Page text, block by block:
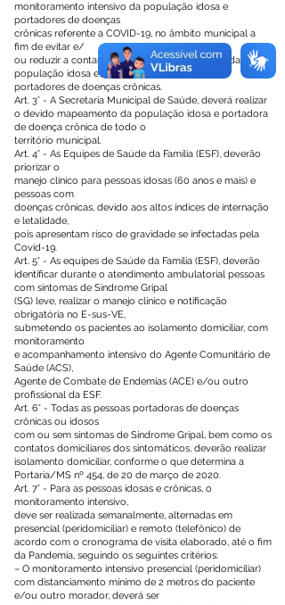
monitoramento intensivo da população idosa e
portadores de doenças
crônicas referente a COVID-19, no âmbito municipal a
fim de evitar e/
ou reduzir a contaminação, internação e óbitos da
população idosa e
portadores de doenças crônicas.
Art. 3° - A Secretaria Municipal de Saúde, deverá realizar
o devido mapeamento da população idosa e portadora
de doença crônica de todo o
território municipal.
Art. 4° - As Equipes de Saúde da Família (ESF), deverão
priorizar o
manejo clínico para pessoas idosas (60 anos e mais) e
pessoas com
doenças crônicas, devido aos altos índices de internação
e letalidade,
pois apresentam risco de gravidade se infectadas pela
Covid-19.
Art. 5° - As equipes de Saúde da Família (ESF), deverão
identificar durante o atendimento ambulatorial pessoas
com sintomas de Síndrome Gripal
(SG) leve, realizar o manejo clínico e notificação
obrigatória no E-sus-VE,
submetendo os pacientes ao isolamento domiciliar, com
monitoramento
e acompanhamento intensivo do Agente Comunitário de
Saúde (ACS),
Agente de Combate de Endemias (ACE) e/ou outro
profissional da ESF.
Art. 6° - Todas as pessoas portadoras de doenças
crônicas ou idosos
com ou sem sintomas de Síndrome Gripal, bem como os
contatos domiciliares dos sintomáticos, deverão realizar
isolamento domiciliar, conforme o que determina a
Portaria/MS nº 454, de 20 de março de 2020.
Art. 7° - Para as pessoas idosas e crônicas, o
monitoramento intensivo,
deve ser realizada semanalmente, alternadas em
presencial (peridomiciliar) e remoto (telefônico) de
acordo com o cronograma de visita elaborado, até o fim
da Pandemia, seguindo os seguintes critérios:
– O monitoramento intensivo presencial (peridomiciliar)
com distanciamento mínimo de 2 metros do paciente
e/ou outro morador, deverá ser